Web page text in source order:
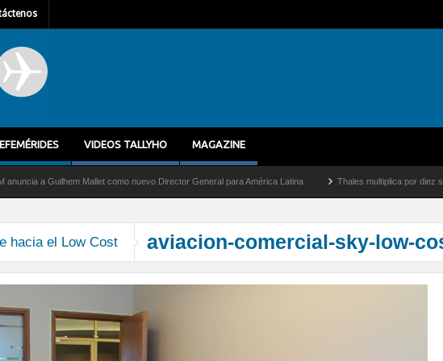
EFEMÉRIDES VIDEOS TALLYHO MAGAZINE
Guilhem Mallet como nuevo Director General para América Latina Thales multiplica por diez su
hacia el Low Cost aviacion-comercial-sky-low-